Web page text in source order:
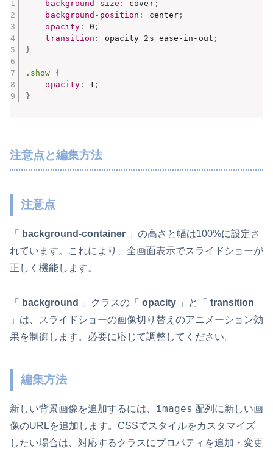
background-size : cover;
background-position : center ;
opacity : 0 ;
transition : opacity 2s ease-in-out ;
}
.show
{
opacity : 1 ;
}
注意点と編集方法
注意点
「 background-container 」の高さと幅は100%に設定さ
れています。これにより、全画面表示でスライドショーが
正しく機能します。
「 background 」クラスの「 opacity 」と「 transition
」は、スライドショーの画像切り替えのアニメーション効
果を制御します。必要に応じて調整してください。
編集方法
新しい背景画像を追加するには、 images 配列に新しい画
像のURLを追加します。CSSでスタイルをカスタマイズ
したい場合は、対応するクラスにプロパティを追加・変更